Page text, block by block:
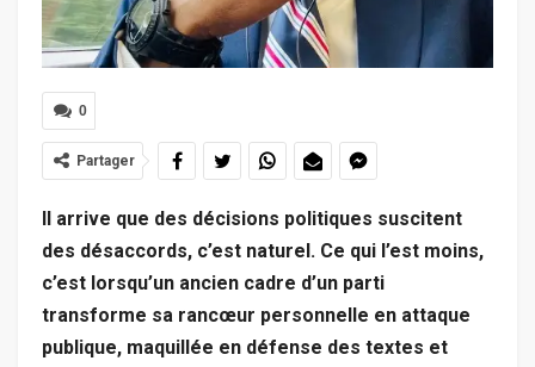
0
Partager
Il arrive que des décisions politiques suscitent
des désaccords, c’est naturel. Ce qui l’est moins,
c’est lorsqu’un ancien cadre d’un parti
transforme sa rancœur personnelle en attaque
publique, maquillée en défense des textes et